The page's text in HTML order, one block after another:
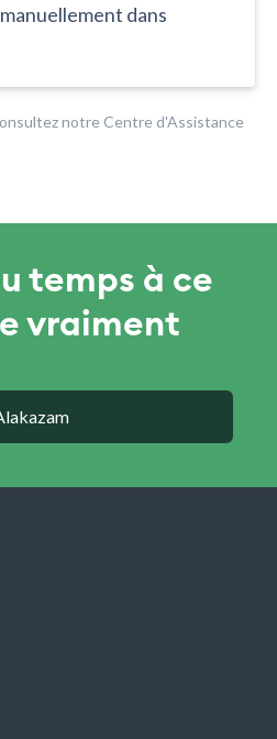
dans
notre Centre d'Assistance
temps à ce
vraiment